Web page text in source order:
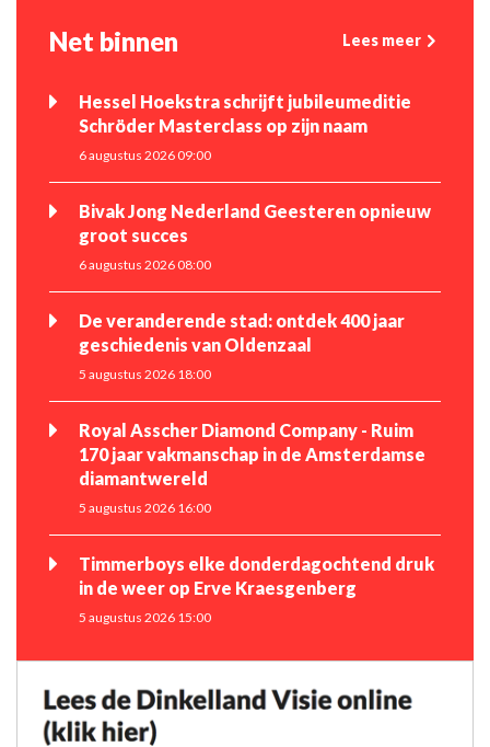
Net binnen Lees meer
Hessel Hoekstra schrijft jubileumeditie
Schröder Masterclass op zijn naam
6 augustus 2026 09:00
Bivak Jong Nederland Geesteren opnieuw
groot succes
6 augustus 2026 08:00
De veranderende stad: ontdek 400 jaar
geschiedenis van Oldenzaal
5 augustus 2026 18:00
Royal Asscher Diamond Company - Ruim
170 jaar vakmanschap in de Amsterdamse
diamantwereld
5 augustus 2026 16:00
Timmerboys elke donderdagochtend druk
in de weer op Erve Kraesgenberg
5 augustus 2026 15:00